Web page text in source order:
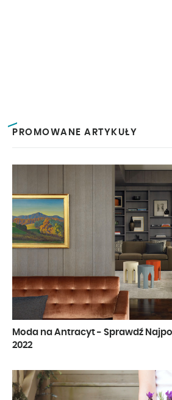
PROMOWANE ARTYKUŁY
Moda na Antracyt - Sprawdź
2022